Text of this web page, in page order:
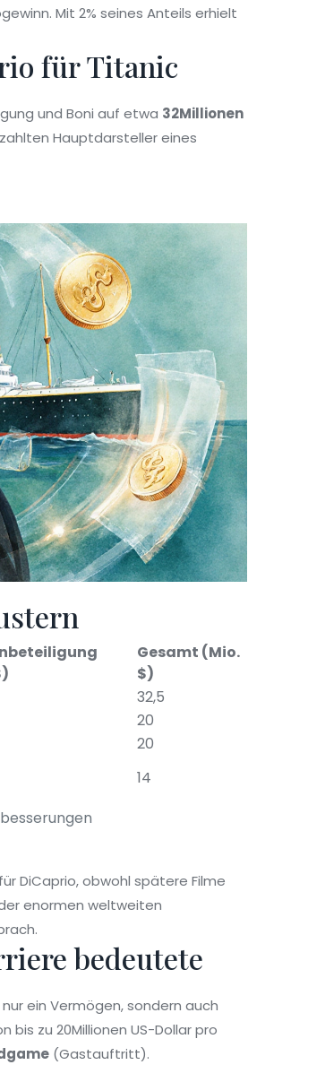
Mit 2% seines Anteils erhielt
für Titanic
und Boni auf etwa 32Millionen
Hauptdarsteller eines
Gesamt (Mio.
$)
32,5
20
20
14
DiCaprio, obwohl spätere Filme
enormen weltweiten
bedeutete
ein Vermögen, sondern auch
bis zu 20Millionen US-Dollar pro
(Gastauftritt).